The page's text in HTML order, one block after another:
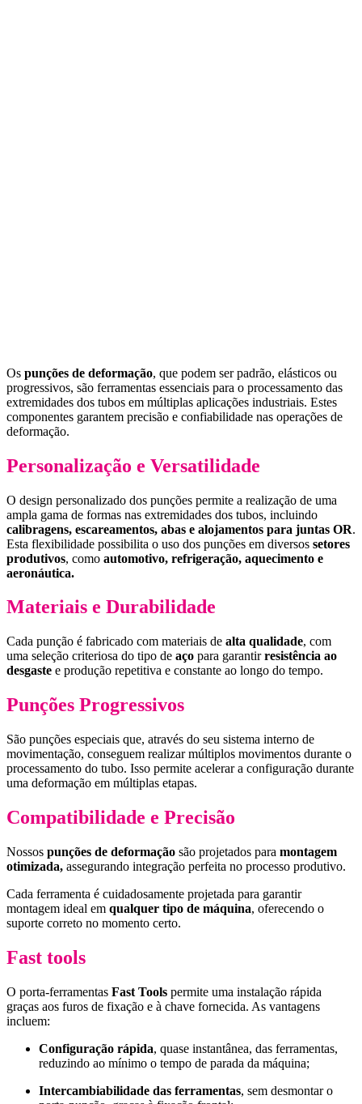
Os punções de deformação, que podem ser padrão, elásticos ou
progressivos, são ferramentas essenciais para o processamento das
extremidades dos tubos em múltiplas aplicações industriais. Estes
componentes garantem precisão e confiabilidade nas operações de
deformação.
Personalização e Versatilidade
O design personalizado dos punções permite a realização de uma
ampla gama de formas nas extremidades dos tubos, incluindo
calibragens, escareamentos, abas e alojamentos para juntas OR.
Esta flexibilidade possibilita o uso dos punções em diversos setores
produtivos, como automotivo, refrigeração, aquecimento e
aeronáutica.
Materiais e Durabilidade
Cada punção é fabricado com materiais de alta qualidade, com
uma seleção criteriosa do tipo de aço para garantirresistência ao
desgaste e produção repetitiva e constante ao longo do tempo.
Punções Progressivos
São punções especiais que, através do seu sistema interno de
movimentação, conseguem realizar múltiplos movimentos durante o
processamento do tubo. Isso permite acelerar a configuração durante
uma deformação em múltiplas etapas.
Compatibilidade e Precisão
Nossos punções de deformação são projetados para montagem
otimizada, assegurando integração perfeita no processo produtivo.
Cada ferramenta é cuidadosamente projetada para garantir
montagem ideal em qualquer tipo de máquina, oferecendo o
suporte correto no momento certo.
Fast tools
O porta-ferramentas Fast Tools permite uma instalação rápida
graças aos furos de fixação e à chave fornecida. As vantagens
incluem:
Configuração rápida, quase instantânea, das ferramentas,
reduzindo ao mínimo o tempo de parada da máquina;
Intercambiabilidade das ferramentas, sem desmontar o